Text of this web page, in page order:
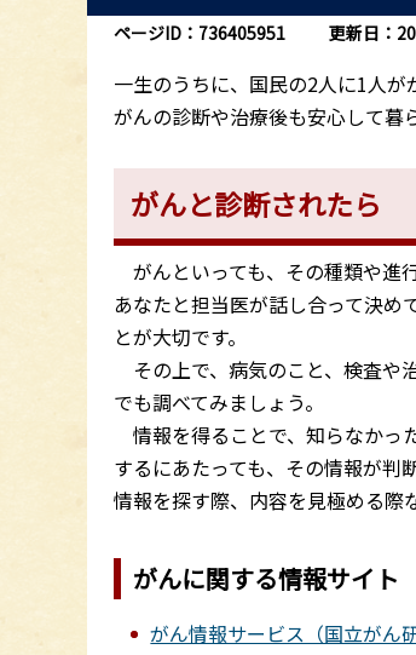
こ
ページID：736405951 更新日：
一生のうちに、国民の2人に1人が
がんの診断や治療後も安心して暮
がんと診断されたら
がんといっても、その種類や進
あなたと担当医が話し合って決め
とが大切です。
その上で、病気のこと、検査や
でも調べてみましょう。
情報を得ることで、知らなかっ
するにあたっても、その情報が判
情報を探す際、内容を見極める際
がんに関する情報サイト
がん情報サービス（国立がん